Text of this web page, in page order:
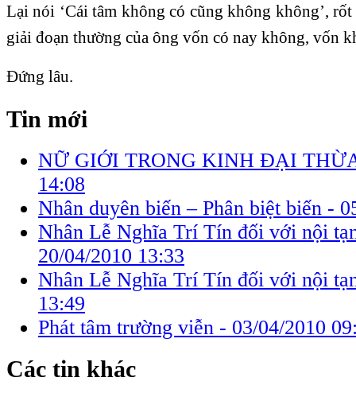
Lại nói ‘Cái tâm không có cũng không không’,
giải đoạn thường của ông vốn có nay không, vốn
Đứng lâu.
Tin mới
NỮ GIỚI TRONG KINH ĐẠI
14:08
Nhân duyên biến – Phân biệt biến -
Nhân Lễ Nghĩa Trí Tín đối với nội
20/04/2010 13:33
Nhân Lễ Nghĩa Trí Tín đối với nội
13:49
Phát tâm trường viễn - 03/04/2010
Các tin khác